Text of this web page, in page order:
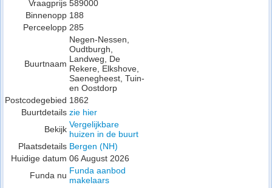
Vraagprijs 589000
Binnenopp 188
Perceelopp 285
Buurtnaam
Negen-Nessen,
Oudtburgh,
Landweg, De
Rekere, Elkshove,
Saenegheest, Tuin-
en Oostdorp
Postcodegebied 1862
Buurtdetails zie hier
Bekijk Vergelijkbare
huizen in de buurt
Plaatsdetails Bergen (NH)
Huidige datum 06 August 2026
Funda nu Funda aanbod
makelaars